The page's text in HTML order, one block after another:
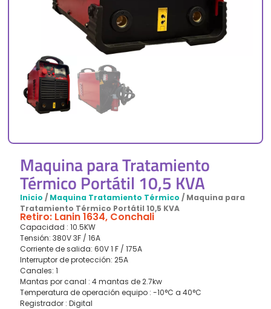
Maquina para Tratamiento
Térmico Portátil 10,5 KVA
Inicio / Maquina Tratamiento Térmico / Maquina para
Tratamiento Térmico Portátil 10,5 KVA
Retiro: Lanin 1634, Conchali
Capacidad : 10.5KW
Tensión: 380V 3F / 16A
Corriente de salida: 60V 1 F / 175A
Interruptor de protección: 25A
Canales: 1
Mantas por canal : 4 mantas de 2.7kw
Temperatura de operación equipo : -10°C a 40°C
Registrador : Digital